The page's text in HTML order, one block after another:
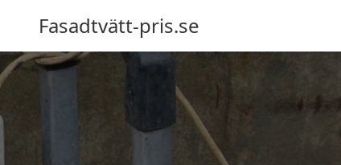
Fasadtvätt-pris.se